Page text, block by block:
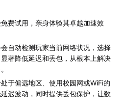
免费试用，亲身体验其卓越加速效
会自动检测玩家当前网络状况，选择
著降低延迟和丢包，从根本上解决
处于偏远地区、使用校园网或WiFi的
迟波动，同时提供丢包保护，让数